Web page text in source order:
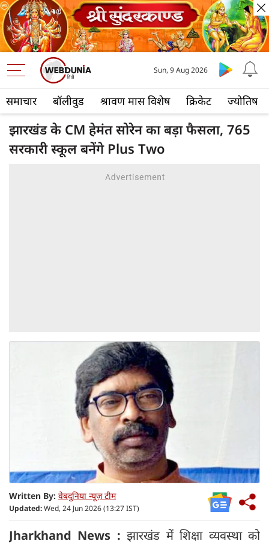
समाचार बॉलीवुड श्रावण मास विशेष क्रिकेट ज्योतिष
Sun, 9 Aug 2026
झारखंड के CM हेमंत सोरेन का बड़ा फैसला, 765
सरकारी स्कूल बनेंगे Plus Two
Written By: वेबदुनिया न्यूज़ टीम
Updated:Wed, 24 Jun 2026 (13:27 IST)
Jharkhand News : झारखंड में शिक्षा व्यवस्था को